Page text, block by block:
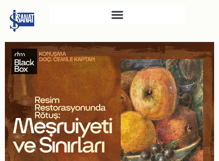
SAHNE SANATLARI
TÜRKIYE İŞ BANKASI
RESIM HEYKEL MÜZESI
TÜRKIYE İŞ BANKASI
MÜZESI
İKTISADI BAĞIMSIZLIK
MÜZESI